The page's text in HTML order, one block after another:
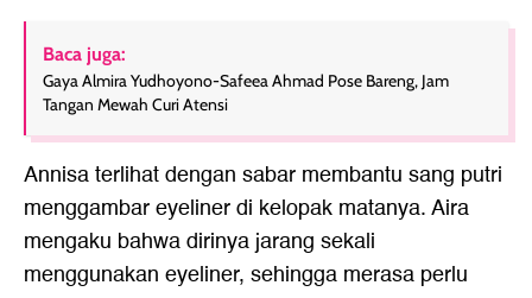
Baca juga:
Gaya Almira Yudhoyono-Safeea Ahmad Pose Bareng, Jam
Tangan Mewah Curi Atensi
Annisa terlihat dengan sabar membantu sang putri
menggambar eyeliner di kelopak matanya. Aira
mengaku bahwa dirinya jarang sekali
menggunakan eyeliner, sehingga merasa perlu